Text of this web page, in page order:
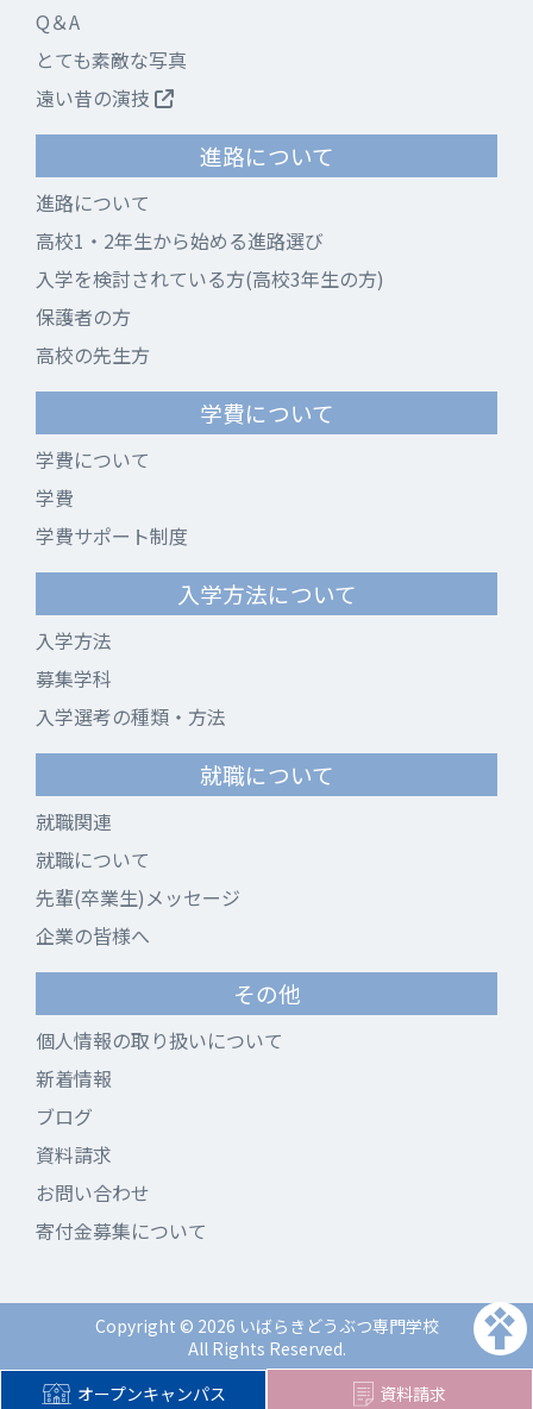
オープンキャンパス 資料請求
Q＆A
とても素敵な写真
遠い昔の演技
進路について
進路について
高校1・2年生から始める進路選び
入学を検討されている方(高校3年生の方)
保護者の方
高校の先生方
学費について
学費について
学費
学費サポート制度
入学方法について
入学方法
募集学科
入学選考の種類・方法
就職について
就職関連
就職について
先輩(卒業生)メッセージ
企業の皆様へ
その他
個人情報の取り扱いについて
新着情報
ブログ
資料請求
お問い合わせ
寄付金募集について
Copyright © 2026 いばらきどうぶつ専門学校
All Rights Reserved.